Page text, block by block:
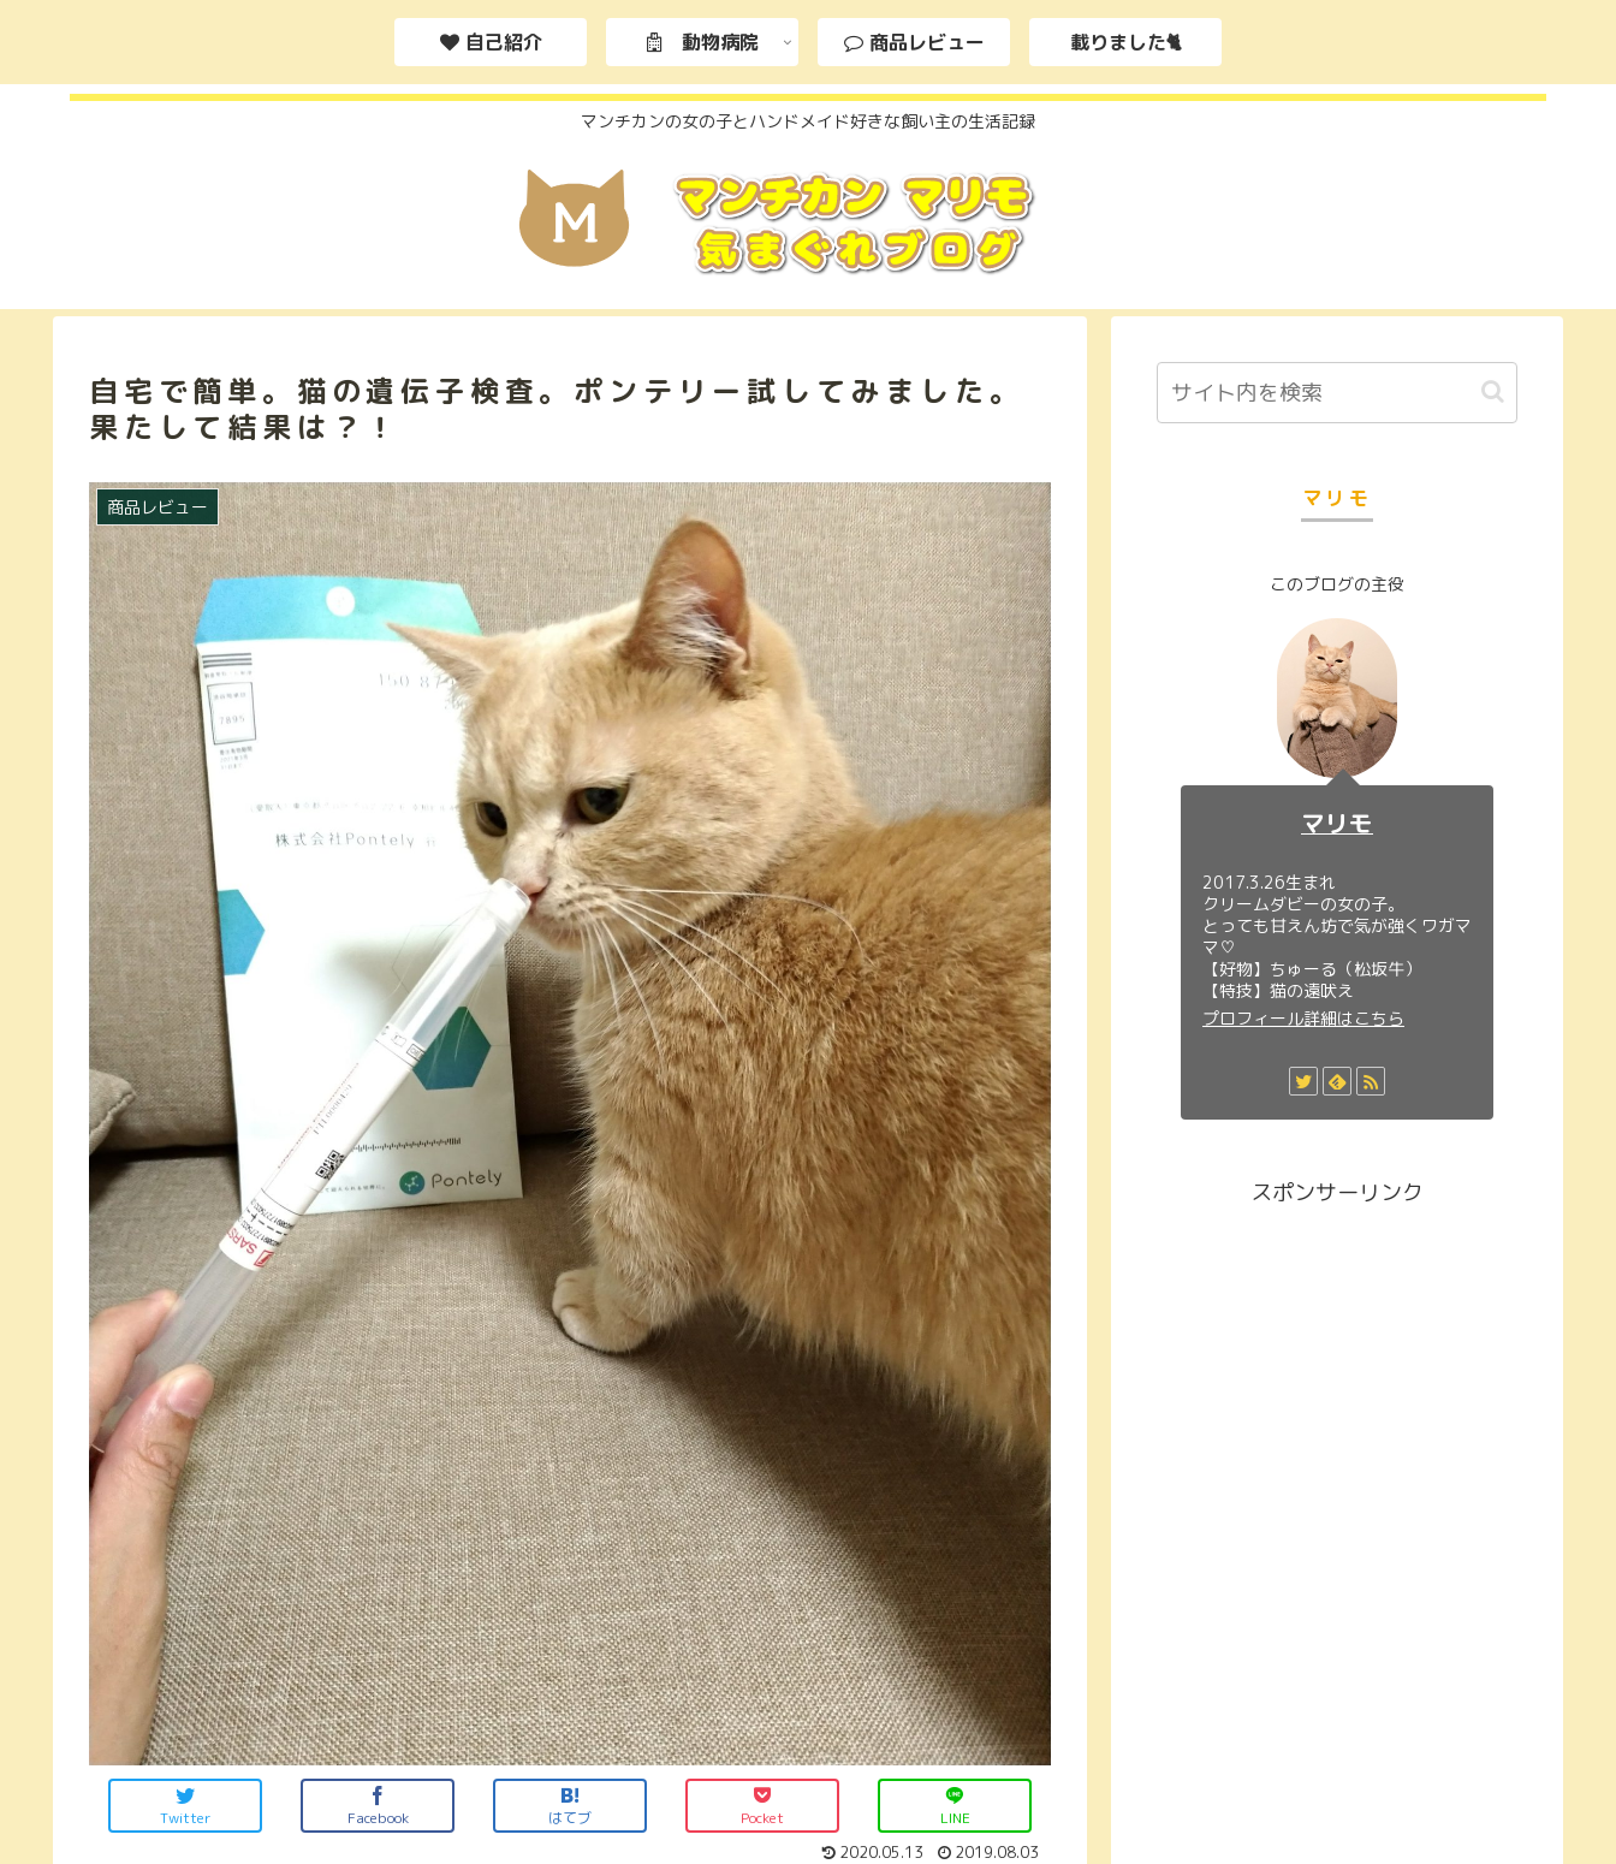
マンチカンの女の子とハンドメイド好きな飼い主の生活記録
自己紹介 動物病院 商品レビュー 載りました🐈
自宅で簡単。猫の遺伝子検査。ポンテリー試してみました。
果たして結果は？！
商品レビュー
Twitter Facebook はてブ Pocket LINE
2020.05.13 2019.08.03
マリモ
このブログの主役
マリモ
2017.3.26生まれ
クリームダビーの女の子。
とっても甘えん坊で気が強くワガマ
マ♡
【好物】ちゅーる（松坂牛）
【特技】猫の遠吠え
プロフィール詳細はこちら
スポンサーリンク